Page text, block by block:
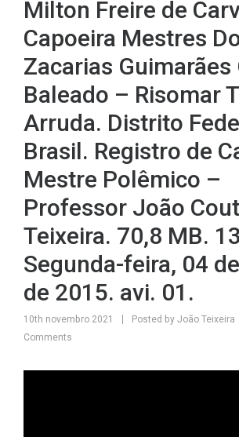
Milton Freire de
Capoeira Mestres
Zacarias Guimarães
Baleado – Risomar
Arruda. Distrito
Brasil. Registro de
Mestre Polêmico –
Professor João
Teixeira. 70,8 MB.
Segunda-feira, 04
de 2015. avi. 01.
10th novembro 2021 Posted by João Teixeira
Comments